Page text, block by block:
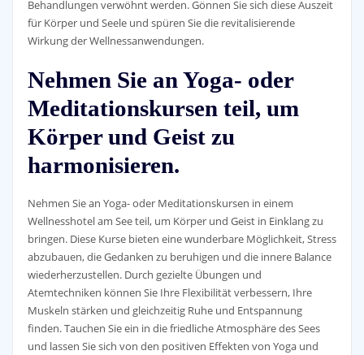
Behandlungen verwöhnt werden. Gönnen Sie sich diese Auszeit
für Körper und Seele und spüren Sie die revitalisierende
Wirkung der Wellnessanwendungen.
Nehmen Sie an Yoga- oder
Meditationskursen teil, um
Körper und Geist zu
harmonisieren.
Nehmen Sie an Yoga- oder Meditationskursen in einem
Wellnesshotel am See teil, um Körper und Geist in Einklang zu
bringen. Diese Kurse bieten eine wunderbare Möglichkeit, Stress
abzubauen, die Gedanken zu beruhigen und die innere Balance
wiederherzustellen. Durch gezielte Übungen und
Atemtechniken können Sie Ihre Flexibilität verbessern, Ihre
Muskeln stärken und gleichzeitig Ruhe und Entspannung
finden. Tauchen Sie ein in die friedliche Atmosphäre des Sees
und lassen Sie sich von den positiven Effekten von Yoga und